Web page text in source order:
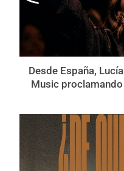
Desde España,
Music proclamando